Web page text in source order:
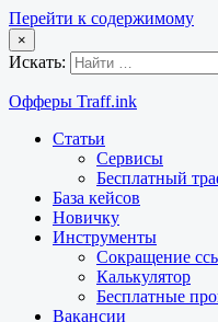
Перейти к содержимому
×
Искать:
Офферы Traff.ink
Статьи
Сервисы
Бесплатный
База кейсов
Новичку
Инструменты
Сокращение
Калькулятор
Бесплатные
Вакансии